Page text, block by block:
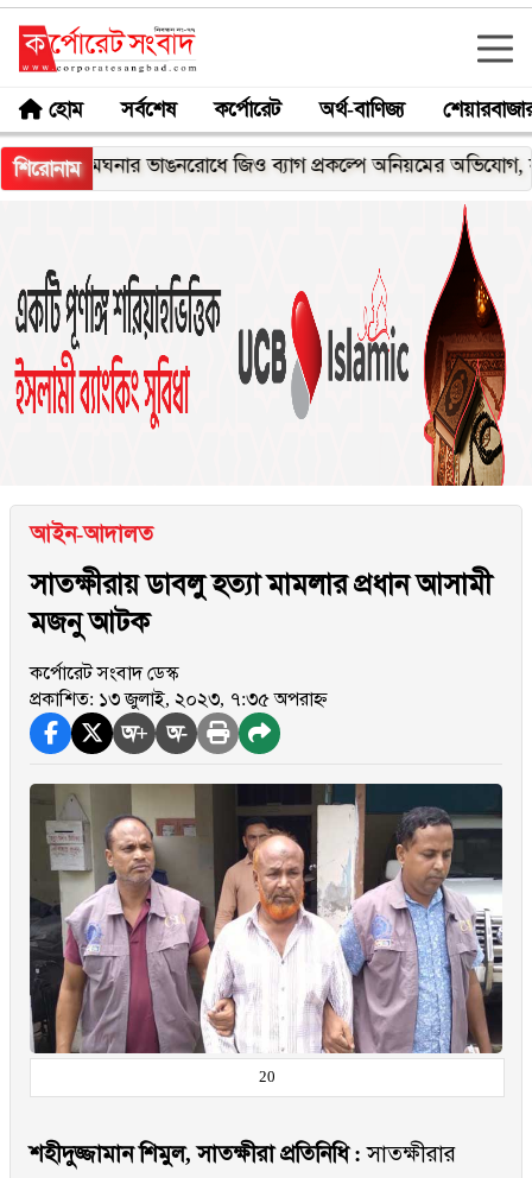
হোম সর্বশেষ কর্পোরেট অর্থ-বাণিজ্য
শিরোনাম
মেঘনার ভাঙনরোধে জিও ব্যাগ প্রকল্পে অনিয়মের অভিযোগ,
আইন-আদালত
সাতক্ষীরায় ডাবলু হত্যা মামলার প্রধান আসামী
মজনু আটক
কর্পোরেট সংবাদ ডেস্ক
প্রকাশিত: ১৩ জুলাই, ২০২৩, ৭:৩৫ অপরাহ্ন
অ+ অ-
20
শহীদুজ্জামান শিমুল, সাতক্ষীরা প্রতিনিধি :সাতক্ষীরার